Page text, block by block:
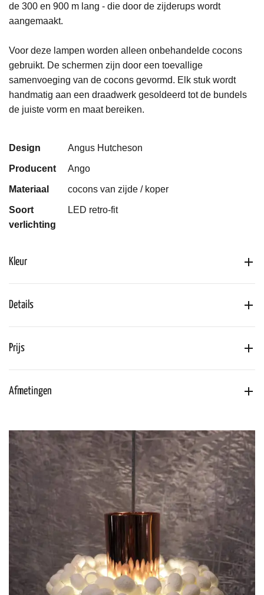
de 300 en 900 m lang - die door de zijderups wordt
aangemaakt.
Voor deze lampen worden alleen onbehandelde cocons
gebruikt. De schermen zijn door een toevallige
samenvoeging van de cocons gevormd. Elk stuk wordt
handmatig aan een draadwerk gesoldeerd tot de bundels
de juiste vorm en maat bereiken.
Design Angus Hutcheson
Producent Ango
Materiaal cocons van zijde / koper
Soort
verlichting
LED retro-fit
Kleur
Details
Prijs
Afmetingen